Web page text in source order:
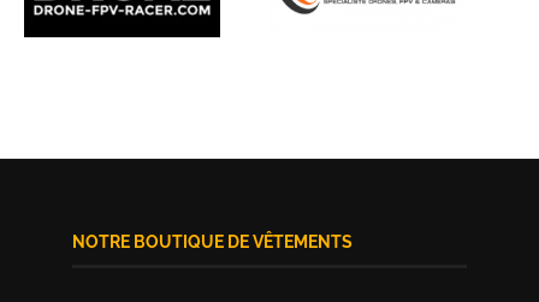
NOTRE BOUTIQUE DE VÊTEMENTS